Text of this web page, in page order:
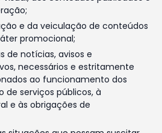
e da veiculação de conteúdos
promocional;
de notícias, avisos e
necessários e estritamente
ao funcionamento dos
de serviços públicos, à
e às obrigações de